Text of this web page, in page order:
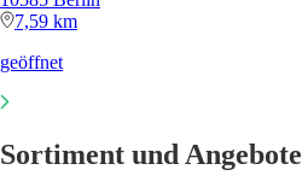
7,59 km
geöffnet
Sortiment und